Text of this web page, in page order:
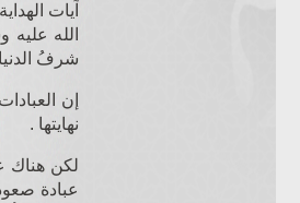
آيات
الله عليه
شرفُ
إن
نهايتها .
لكن هناك
عبادة